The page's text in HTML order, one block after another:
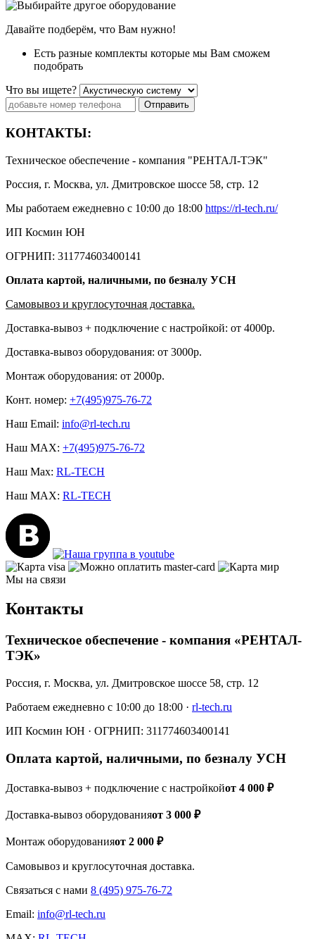
Давайте подберём, что Вам нужно!
Есть разные комплекты которые мы Вам сможем
подобрать
Что вы ищете?
Отправить
КОНТАКТЫ:
Техническое обеспечение - компания "РЕНТАЛ-ТЭК"
Россия, г. Москва, ул. Дмитровское шоссе 58, стр. 12
Мы работаем ежедневно с 10:00 до 18:00 https://rl-tech.ru/
ИП Космин ЮН
ОГРНИП: 311774603400141
Оплата картой, наличными, по безналу УСН
Самовывоз и круглосуточная доставка.
Доставка-вывоз + подключение с настройкой: от 4000р.
Доставка-вывоз оборудования: от 3000р.
Монтаж оборудования: от 2000р.
Конт. номер: +7(495)975-76-72
Наш Email: info@rl-tech.ru
Наш MAX: +7(495)975-76-72
Наш Max: RL-TECH
Наш MAX: RL-TECH
Мы на связи
Контакты
Техническое обеспечение - компания «РЕНТАЛ-
ТЭК»
Россия, г. Москва, ул. Дмитровское шоссе 58, стр. 12
Работаем ежедневно с 10:00 до 18:00 · rl-tech.ru
ИП Космин ЮН · ОГРНИП: 311774603400141
Оплата картой, наличными, по безналу УСН
Доставка-вывоз + подключение с настройкойот 4 000 ₽
Доставка-вывоз оборудованияот 3 000 ₽
Монтаж оборудованияот 2 000 ₽
Самовывоз и круглосуточная доставка.
Связаться с нами 8 (495) 975-76-72
Email: info@rl-tech.ru